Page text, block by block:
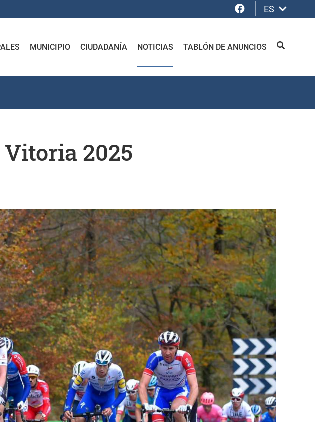
Facebook
ES
MUNICIPIO CIUDADANÍA NOTICIAS TABLÓN DE ANUNCIOS BUSCAR
2025